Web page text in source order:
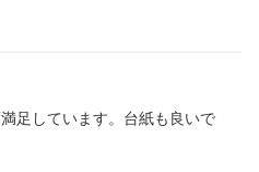
足しています。台紙も良いで